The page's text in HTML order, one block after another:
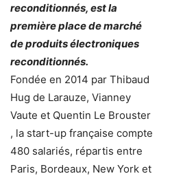
reconditionnés, est la
première place de marché
de produits électroniques
reconditionnés.
Fondée en 2014 par Thibaud
Hug de Larauze, Vianney
Vaute et Quentin Le Brouster
, la start-up française compte
480 salariés, répartis entre
Paris, Bordeaux, New York et